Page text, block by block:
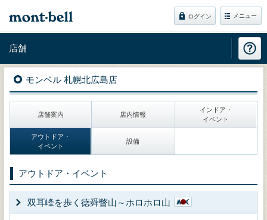
ログイン メニュー
店舗
モンベル 札幌北広島店
店舗案内 店内情報
インドア・
イベント
アウトドア・
イベント
設備
アウトドア・イベント
双耳峰を歩く徳舜瞥山～ホロホロ山